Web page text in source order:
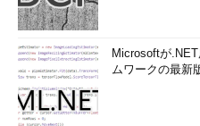
基本的にOutlookやWindows
続するための送信用サーバーの
ーバーの管理者に問い合わせる
情報で確認する必要がある。
ISP／通信キャ
Microsoftが
ムワークの最新